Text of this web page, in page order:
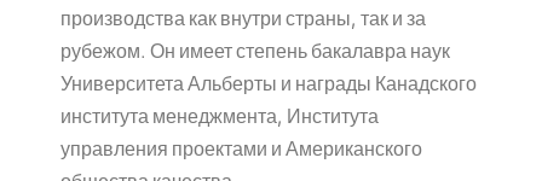
производства как внутри страны, так и за
рубежом. Он имеет степень бакалавра наук
Университета Альберты и награды Канадского
института менеджмента, Института
управления проектами и Американского